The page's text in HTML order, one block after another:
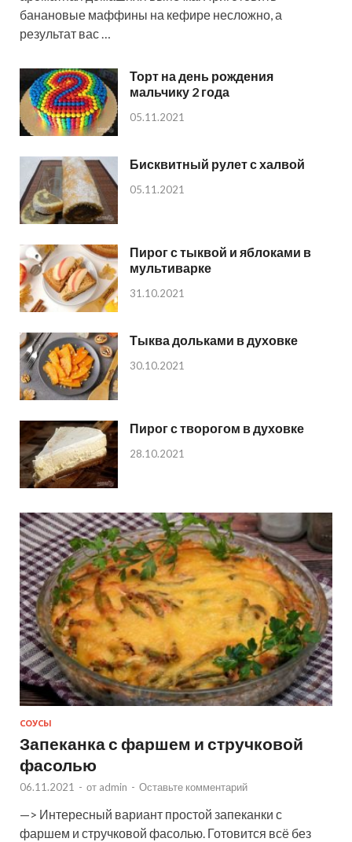
банановые маффины на кефире несложно, а
результат вас …
Торт на день рождения
мальчику 2 года
05.11.2021
Бисквитный рулет с халвой
05.11.2021
Пирог с тыквой и яблоками в
мультиварке
31.10.2021
Тыква дольками в духовке
30.10.2021
Пирог с творогом в духовке
28.10.2021
СОУСЫ
Запеканка с фаршем и стручковой
фасолью
06.11.2021 - от admin - Оставьте комментарий
—> Интересный вариант простой запеканки с
фаршем и стручковой фасолью. Готовится всё без